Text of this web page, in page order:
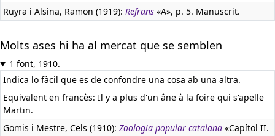
Ruyra i Alsina, Ramon (1919): Refrans «A», p. 5. Manuscrit.
Molts ases hi ha al mercat que se semblen
1 font, 1910.
Indica lo fàcil que es de confondre una cosa ab una altra.
Equivalent en francès: Il y a plus d'un âne à la foire qui s'apelle
Martin.
Gomis i Mestre, Cels (1910): Zoologia popular catalana «Capítol II.